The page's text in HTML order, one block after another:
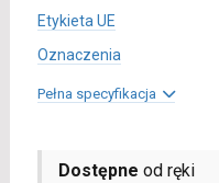
Etykieta UE
Oznaczenia
Pełna specyfikacja
Dostępne od ręki